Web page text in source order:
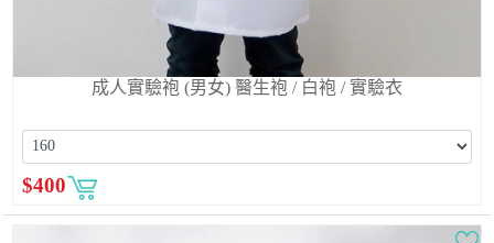
成人實驗袍 (男女) 醫生袍 / 白袍 / 實驗衣
$400